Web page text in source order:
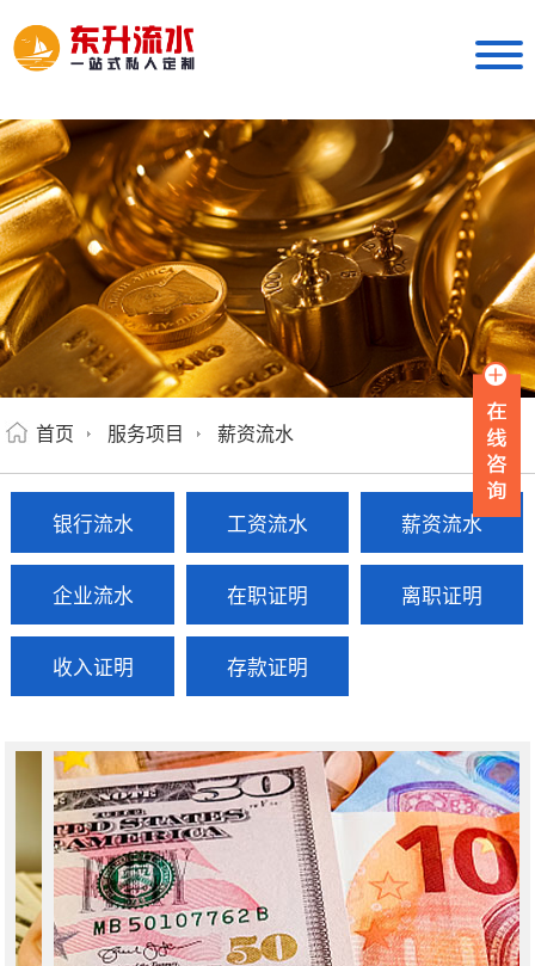
首页 服务项目 薪资流水
银行流水 工资流水 薪资流水
企业流水 在职证明 离职证明
收入证明 存款证明